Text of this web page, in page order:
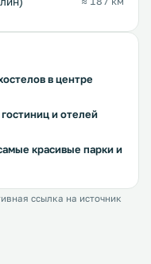
в центре
и отелей
красивые парки и
ссылка на источник